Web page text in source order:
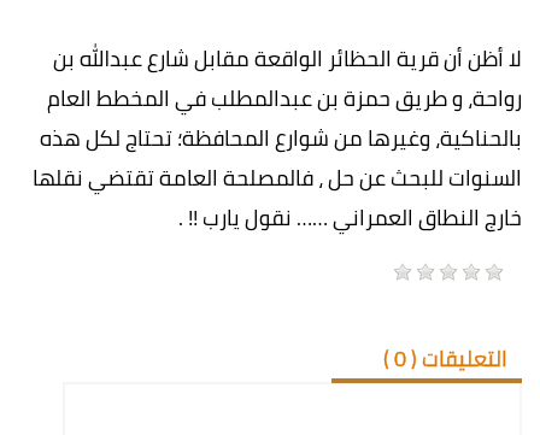
لا أظن أن قرية الحظائر الواقعة مقابل شارع عبدالله بن
رواحة، و طريق حمزة بن عبدالمطلب في المخطط العام
بالحناكية، وغيرها من شوارع المحافظة؛ تحتاج لكل هذه
السنوات للبحث عن حل ، فالمصلحة العامة تقتضي نقلها
خارج النطاق العمراني …… نقول يارب !! .
التعليقات (0
)